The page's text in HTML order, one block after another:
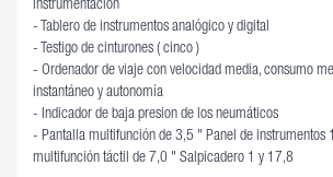
Instrumentación
- Tablero de instrumentos analógico y digital
- Testigo de cinturones ( cinco )
- Ordenador de viaje con velocidad media, consumo
instantáneo y autonomía
- Indicador de baja presion de los neumáticos
- Pantalla multifunción de 3,5 " Panel de instrumentos
multifunción táctil de 7,0 " Salpicadero 1 y 17,8